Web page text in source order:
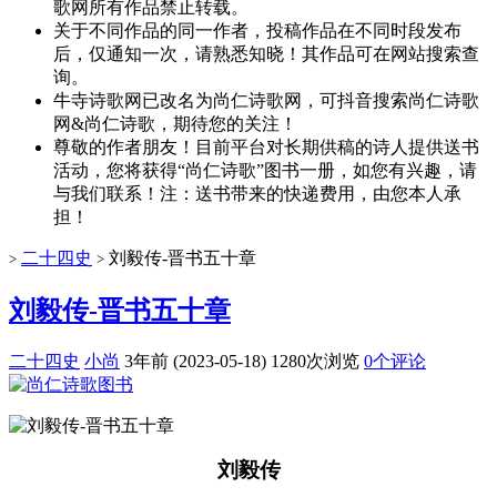
歌网所有作品禁止转载。
关于不同作品的同一作者，投稿作品在不同时段发布
后，仅通知一次，请熟悉知晓！其作品可在网站搜索查
询。
牛寺诗歌网已改名为尚仁诗歌网，可抖音搜索尚仁诗歌
网&尚仁诗歌，期待您的关注！
尊敬的作者朋友！目前平台对长期供稿的诗人提供送书
活动，您将获得“尚仁诗歌”图书一册，如您有兴趣，请
与我们联系！注：送书带来的快递费用，由您本人承
担！
> 二十四史 > 刘毅传-晋书五十章
刘毅传-晋书五十章
二十四史 小尚 3年前 (2023-05-18) 1280次浏览 0个评论
刘毅传